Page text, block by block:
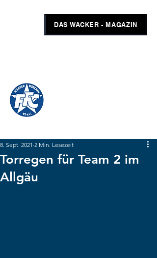
DAS WACKER - MAGAZIN
Torregen für Team 2 im
Allgäu
8. Sept. 2021 2 Min. Lesezeit